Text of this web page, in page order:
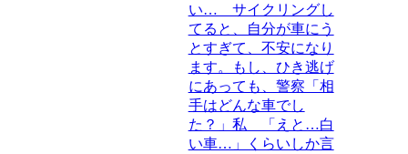
い… サイクリングし
てると、自分が車にう
とすぎて、不安になり
ます。もし、ひき逃げ
にあっても、警察「相
手はどんな車でし
た？」私 「えと…白
い車…」くらいしか言